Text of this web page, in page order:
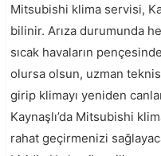
Mitsubishi klima servisi,
bilinir. Arıza durumunda
sıcak havaların
olursa olsun, uzman
girip klimayı yeniden
Kaynaşlı’da Mitsubishi
rahat geçirmenizi